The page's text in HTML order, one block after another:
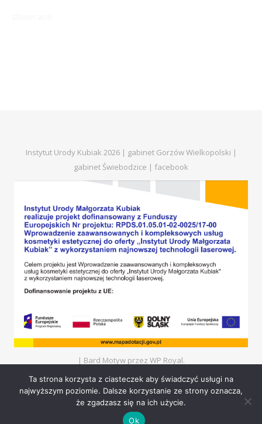
Instytut Urody Kubiak 2026 | gabinet Gorzów Wielkopolski |
gabinet Świebodzice | facebook
| Bard Motyw przez WP Royal.
POWRÓT NA GÓRĘ
Ta strona korzysta z ciasteczek aby świadczyć usługi na
najwyższym poziomie. Dalsze korzystanie ze strony oznacza,
że zgadzasz się na ich użycie.
Ok